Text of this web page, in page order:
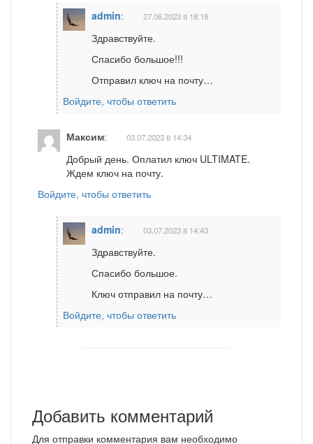
admin: 27.06.2023 в 18:18
Здравствуйте.
Спасибо большое!!!
Отправил ключ на почту…
Войдите, чтобы ответить
Максим: 03.07.2023 в 14:34
Добрый день. Оплатил ключ ULTIMATE.
Ждем ключ на почту.
Войдите, чтобы ответить
admin: 03.07.2023 в 14:43
Здравствуйте.
Спасибо большое.
Ключ отправил на почту…
Войдите, чтобы ответить
Добавить комментарий
Для отправки комментария вам необходимо